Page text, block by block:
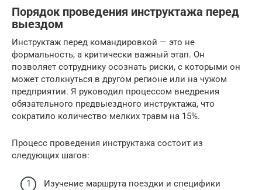
Порядок проведения инструктажа перед
выездом
Инструктаж перед командировкой — это не
формальность, а критически важный этап. Он
позволяет сотруднику осознать риски, с которыми он
может столкнуться в другом регионе или на чужом
предприятии. Я руководил процессом внедрения
обязательного предвыездного инструктажа, что
сократило количество мелких травм на 15%.
Процесс проведения инструктажа состоит из
следующих шагов:
Изучение маршрута поездки и специфики